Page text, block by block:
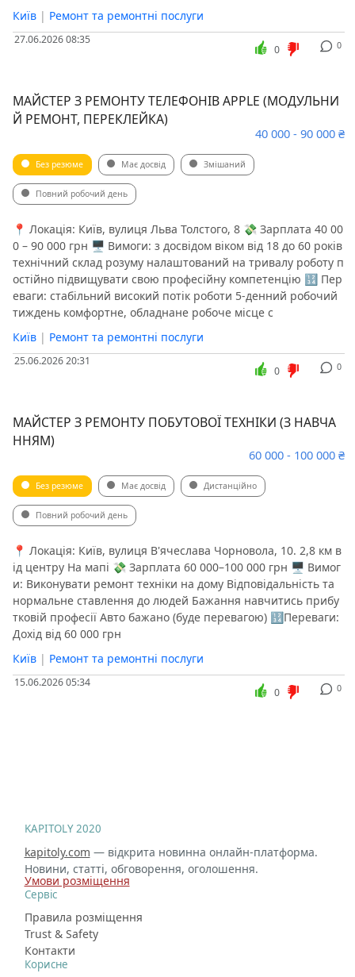
Київ | Ремонт та ремонтні послуги
27.06.2026 08:35 0
0
МАЙСТЕР З РЕМОНТУ ТЕЛЕФОНІВ APPLE (МОДУЛЬНИ
Й РЕМОНТ, ПЕРЕКЛЕЙКА)
40 000 - 90 000 ₴
Без резюме Має досвід Змішаний
Повний робочий день
📍 Локація: Київ, вулиця Льва Толстого, 8 💸 Зарплата 40 00
0 – 90 000 грн 🖥 Вимоги: з досвідом віком від 18 до 60 років
технічний склад розуму налаштований на тривалу роботу п
остійно підвищувати свою професійну компетенцію 🔢 Пер
еваги: стабільний високий потік роботи 5-денний робочий
тиждень комфортне, обладнане робоче місце с
Київ | Ремонт та ремонтні послуги
25.06.2026 20:31 0
0
МАЙСТЕР З РЕМОНТУ ПОБУТОВОЇ ТЕХНІКИ (З НАВЧА
ННЯМ)
60 000 - 100 000 ₴
Без резюме Має досвід Дистанційно
Повний робочий день
📍 Локація: Київ, вулиця В'ячеслава Чорновола, 10. 2,8 км в
ід центру На мапі 💸 Зарплата 60 000–100 000 грн 🖥 Вимог
и: Виконувати ремонт техніки на дому Відповідальність та
нормальне ставлення до людей Бажання навчитись прибу
тковій професії Авто бажано (буде перевагою) 🔢Переваги:
Дохід від 60 000 грн
Київ | Ремонт та ремонтні послуги
15.06.2026 05:34 0
0
KAPITOLY 2020
kapitoly.com — відкрита новинна онлайн-платформа.
Новини, статті, обговорення, оголошення.
Умови розміщення
Сервіс
Правила розміщення
Trust & Safety
Контакти
Корисне